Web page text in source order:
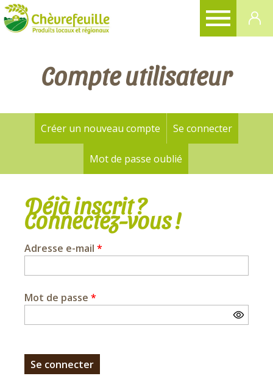
Compte utilisateur
Onglets
principaux
Créer un nouveau compte Se connecter(onglet
Mot de passe oublié
Déjà inscrit ?
Connectez-vous !
Adresse e-mail *
Mot de passe *